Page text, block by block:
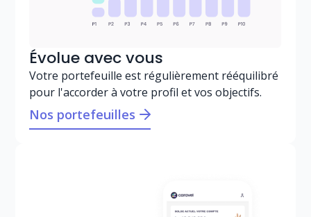
Évolue avec vous
Votre portefeuille est régulièrement rééquilibré
pour l'accorder à votre profil et vos objectifs.
Nos portefeuilles